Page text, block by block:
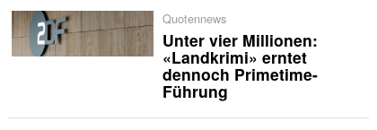
Quotennews
Unter vier Millionen:
«Landkrimi» erntet
dennoch Primetime-
Führung